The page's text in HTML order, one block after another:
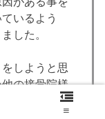
いるよう
した。
しようと思
の接骨院様
せんでし